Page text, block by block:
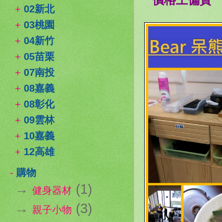
+02新北
+03桃園
+04新竹
+05苗栗
+07南投
+08嘉義
+08彰化
+09雲林
+10嘉義
+12高雄
-購物
→健身器材(1)
→親子小物 (3)